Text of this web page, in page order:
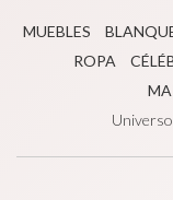
MUEBLES
ROPA